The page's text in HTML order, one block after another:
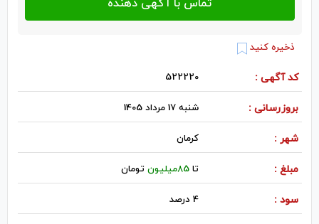
ذخیره کنید
کد آگهی : 522220
بروزرسانی : شنبه 17 مرداد 1405
شهر : كرمان
مبلغ : تا85میلیون تومان
سود : 4 درصد